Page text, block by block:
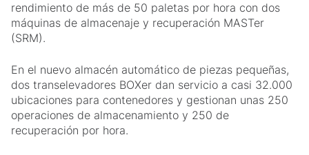
rendimiento de más de 50 paletas por hora con dos
máquinas de almacenaje y recuperación MASTer
(SRM).
En el nuevo almacén automático de piezas pequeñas,
dos transelevadores BOXer dan servicio a casi 32.000
ubicaciones para contenedores y gestionan unas 250
operaciones de almacenamiento y 250 de
recuperación por hora.